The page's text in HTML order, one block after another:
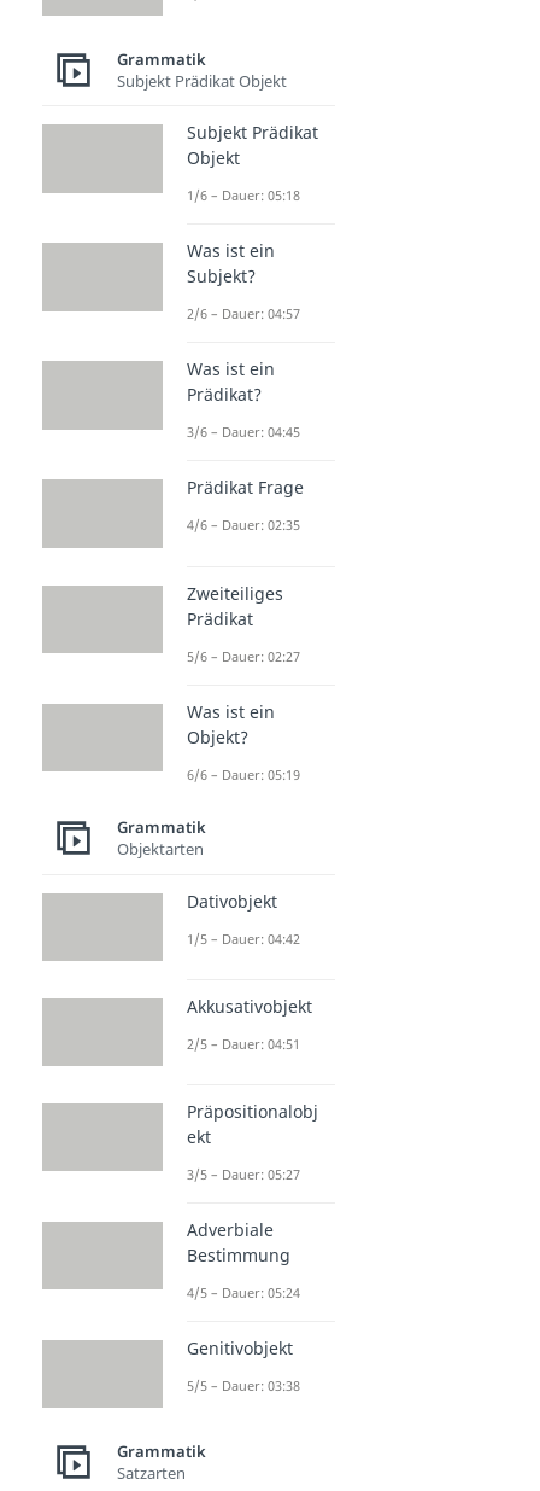
Grammatik
Subjekt Prädikat Objekt
Subjekt Prädikat
Objekt
1/6 – Dauer: 05:18
Was ist ein
Subjekt?
2/6 – Dauer: 04:57
Was ist ein
Prädikat?
3/6 – Dauer: 04:45
Prädikat Frage
4/6 – Dauer: 02:35
Zweiteiliges
Prädikat
5/6 – Dauer: 02:27
Was ist ein
Objekt?
6/6 – Dauer: 05:19
Grammatik
Objektarten
Dativobjekt
1/5 – Dauer: 04:42
Akkusativobjekt
2/5 – Dauer: 04:51
Präpositionalobj
ekt
3/5 – Dauer: 05:27
Adverbiale
Bestimmung
4/5 – Dauer: 05:24
Genitivobjekt
5/5 – Dauer: 03:38
Grammatik
Satzarten